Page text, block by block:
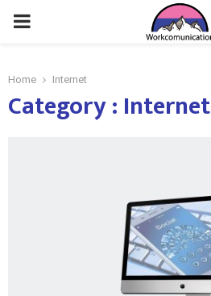
PRIMARY
Home Internet
Category : Internet